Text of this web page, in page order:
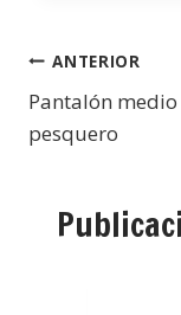
ANTERIOR
Pantalón medio
pesquero